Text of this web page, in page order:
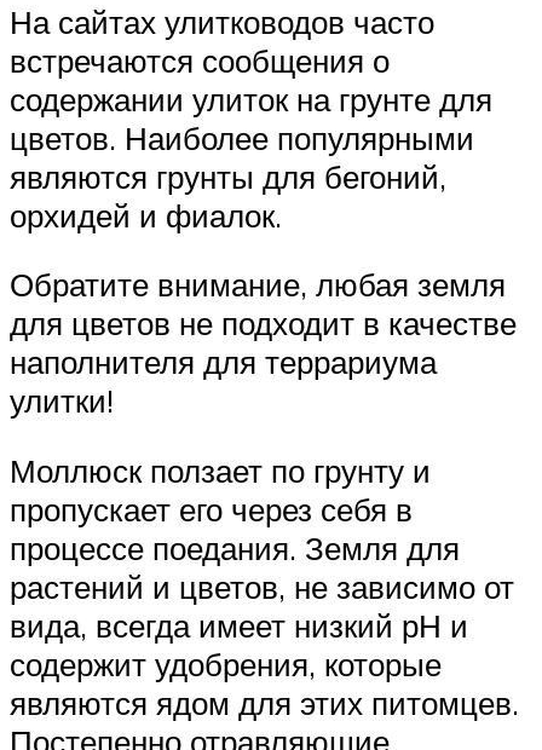
На сайтах улитководов часто
встречаются сообщения о
содержании улиток на грунте для
цветов. Наиболее популярными
являются грунты для бегоний,
орхидей и фиалок.
Обратите внимание, любая земля
для цветов не подходит в качестве
наполнителя для террариума
улитки!
Моллюск ползает по грунту и
пропускает его через себя в
процессе поедания. Земля для
растений и цветов, не зависимо от
вида, всегда имеет низкий рН и
содержит удобрения, которые
являются ядом для этих питомцев.
Постепенно отравляющие